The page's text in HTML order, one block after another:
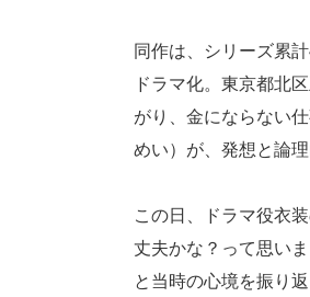
同作は、シリーズ累
ドラマ化。東京都北
がり、金にならない
めい）が、発想と論
この日、ドラマ役衣
丈夫かな？って思い
と当時の心境を振り